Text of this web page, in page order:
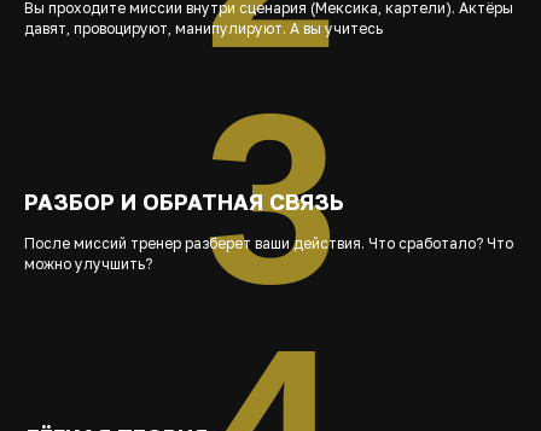
Вы проходите миссии внутри сценария (Мексика, картели). Актёры
давят, провоцируют, манипулируют. А вы учитесь
РАЗБОР И ОБРАТНАЯ СВЯЗЬ
После миссий тренер разберет ваши действия. Что сработало? Что
можно улучшить?
3